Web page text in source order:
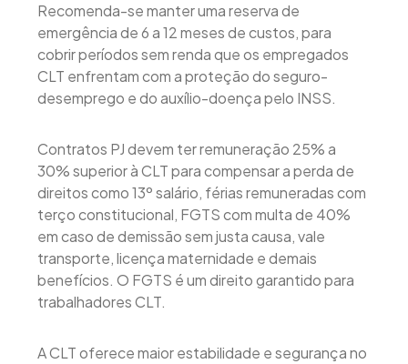
Recomenda-se manter uma reserva de
emergência de 6 a 12 meses de custos, para
cobrir períodos sem renda que os empregados
CLT enfrentam com a proteção do seguro-
desemprego e do auxílio-doença pelo INSS.
Contratos PJ devem ter remuneração 25% a
30% superior à CLT para compensar a perda de
direitos como 13º salário, férias remuneradas com
terço constitucional, FGTS com multa de 40%
em caso de demissão sem justa causa, vale
transporte, licença maternidade e demais
benefícios. O FGTS é um direito garantido para
trabalhadores CLT.
A CLT oferece maior estabilidade e segurança no